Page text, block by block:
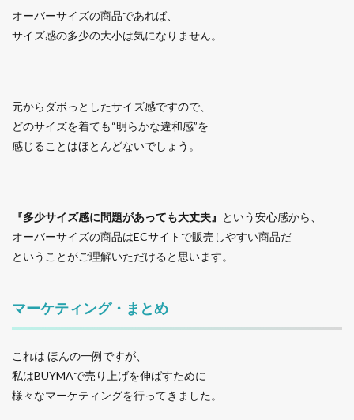
オーバーサイズの商品であれば、
サイズ感の多少の大小は気になりません。
元からダボっとしたサイズ感ですので、
どのサイズを着ても“明らかな違和感”を
感じることはほとんどないでしょう。
『多少サイズ感に問題があっても大丈夫』 という安心感から、
オーバーサイズの商品はECサイトで販売しやすい商品だ
ということがご理解いただけると思います。
マーケティング・まとめ
これは ほんの一例ですが、
私はBUYMAで売り上げを伸ばすために
様々なマーケティングを行ってきました。